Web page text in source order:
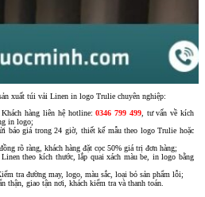
xuất túi vải Linen in logo Trulie chuyên nghiệp:
Khách hàng liên hệ hotline: 0346 799 499, tư vấn về kích
in logo;
báo giá trong 24 giờ, thiết kế mẫu theo logo Trulie hoặc
rõ ràng, khách hàng đặt cọc 50% giá trị đơn hàng;
theo kích thước, lắp quai xách màu be, in logo bằng
tra đường may, logo, màu sắc, loại bỏ sản phẩm lỗi;
thận, giao tận nơi, khách kiểm tra và thanh toán.